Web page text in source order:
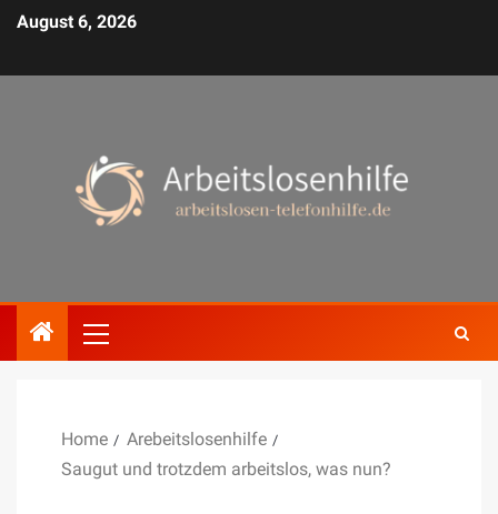
August 6, 2026
Home
Arebeitslosenhilfe
Saugut und trotzdem arbeitslos, was nun?